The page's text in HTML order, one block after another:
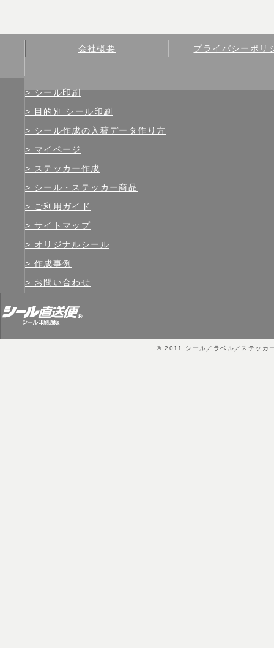
会社概要 プライバシーポリ
シール印刷
目的別 シール印刷
シール作成の入稿データ作り方
マイページ
ステッカー作成
シール・ステッカー商品
ご利用ガイド
サイトマップ
オリジナルシール
作成事例
お問い合わせ
© 2011 シール／ラベル／ステッカ